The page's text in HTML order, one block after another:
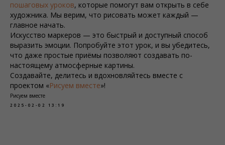
пошаговых уроков, которые помогут вам открыть в себе
художника. Мы верим, что рисовать может каждый —
главное начать.
Искусство маркеров — это быстрый и доступный способ
выразить эмоции. Попробуйте этот урок, и вы убедитесь,
что даже простые приёмы позволяют создавать по-
настоящему атмосферные картины.
Создавайте, делитесь и вдохновляйтесь вместе с
проектом «Рисуем вместе»!
Рисуем вместе
2025-02-02 13:19